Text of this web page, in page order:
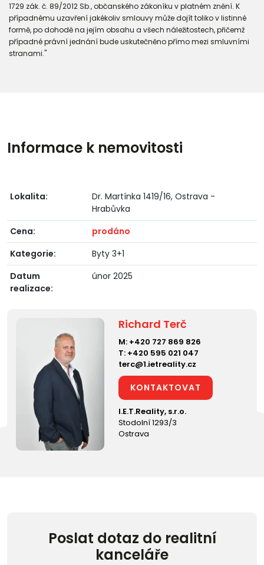
1729 zák. č. 89/2012 Sb., občanského zákoníku v platném znění. K
případnému uzavření jakékoliv smlouvy může dojít toliko v listinné
formě, po dohodě na jejím obsahu a všech náležitostech, přičemž
případné právní jednání bude uskutečněno přímo mezi smluvními
stranami."
Informace k nemovitosti
Lokalita:
Dr. Martínka 1419/16, Ostrava -
Hrabůvka
Cena:
prodáno
Kategorie:
Byty 3+1
Datum
realizace:
únor 2025
Richard Terč
M: +420 727 869 826
T: +420 595 021 047
terc@1.ietreality.cz
KONTAKTOVAT
I.E.T.Reality, s.r.o.
Stodolní 1293/3
Ostrava
Poslat dotaz do realitní
kanceláře